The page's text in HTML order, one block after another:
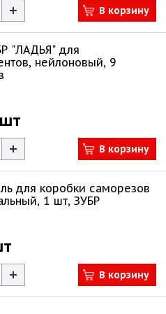
В корзину
"ЛАДЬЯ" для
нейлоновый, 9
В корзину
для коробки саморезов
1 шт, ЗУБР
В корзину